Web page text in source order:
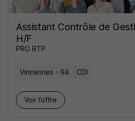
Assistant Contrôle de
H/F
PRO BTP
Vincennes - 94 CDI
Voir l’offre